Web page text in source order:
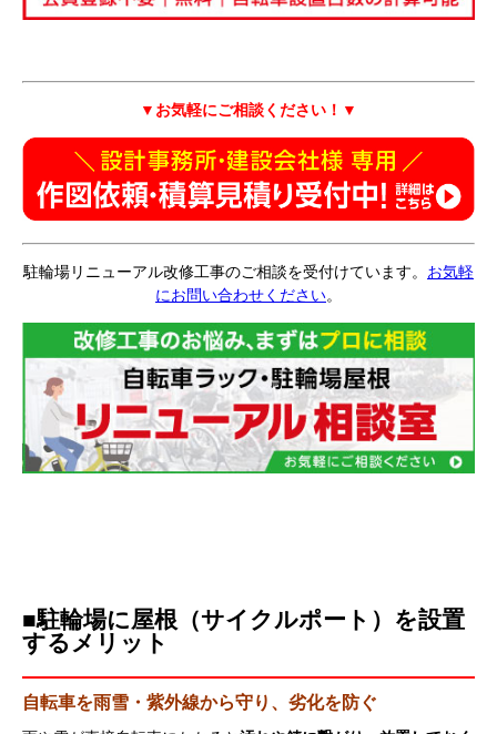
▼お気軽にご相談ください！ ▼
駐輪場リニューアル改修工事のご相談を受付けています。 お気軽
にお問い合わせください。
■駐輪場に屋根（サイクルポート）を設置
するメリット
自転車を雨雪・紫外線から守り、劣化を防ぐ